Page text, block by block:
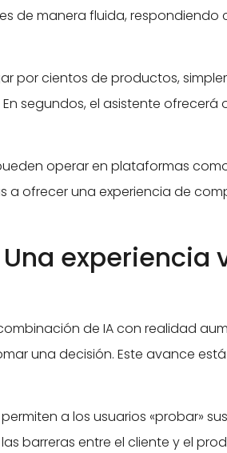
de manera fluida, respondiendo
por cientos de productos,
segundos, el asistente
operar en plataformas
a ofrecer una experiencia de
experiencia
de IA con realidad
una decisión. Este avance
a los usuarios «probar»
barreras entre el cliente y el